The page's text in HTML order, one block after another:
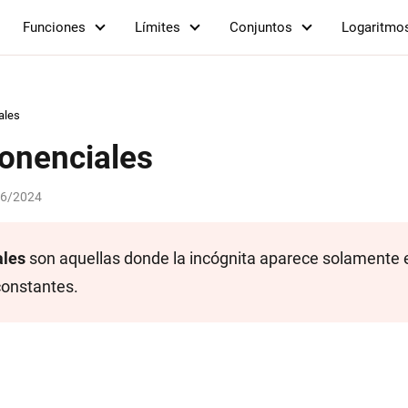
Funciones Límites Conjuntos
2024
son aquellas donde la incógnita aparece solamente